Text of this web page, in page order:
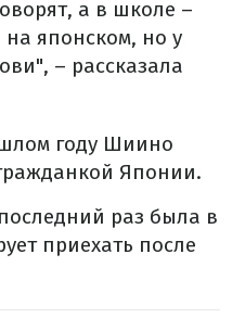
а в школе –
японском, но у
– рассказала
году Шиино
Японии.
раз была в
приехать после